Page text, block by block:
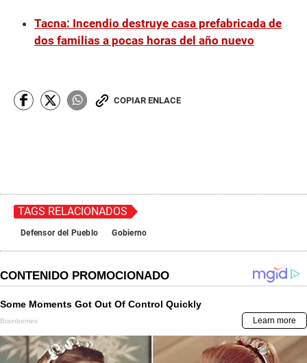
Tacna: Incendio destruye casa prefabricada de
dos familias a pocas horas del año nuevo
COPIAR ENLACE
TAGS RELACIONADOS
Defensor del Pueblo Gobierno